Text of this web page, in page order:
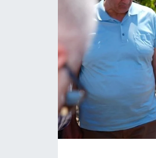
Flaş Haber
Gayrimenkul